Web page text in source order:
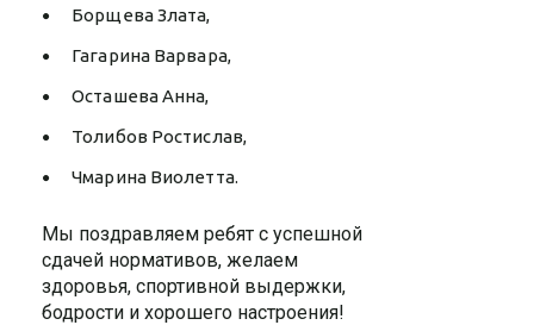
Борщева Злата,
Гагарина Варвара,
Осташева Анна,
Толибов Ростислав,
Чмарина Виолетта.
Мы поздравляем ребят с успешной
сдачей нормативов, желаем
здоровья, спортивной выдержки,
бодрости и хорошего настроения!